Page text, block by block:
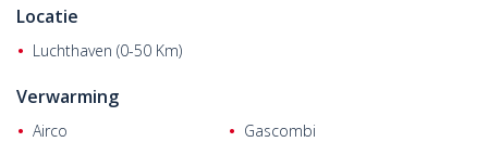
Locatie
Luchthaven (0-50 Km)
Verwarming
Airco Gascombi